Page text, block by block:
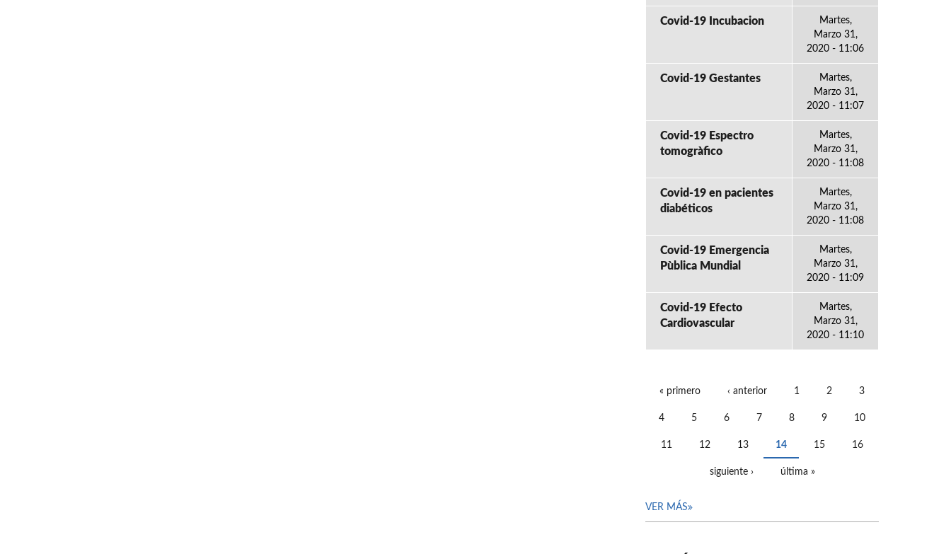
Covid-19 Incubacion
Martes,
Marzo 31,
2020 - 11:06
Covid-19 Gestantes
Martes,
Marzo 31,
2020 - 11:07
Covid-19 Espectro
tomogràfico
Martes,
Marzo 31,
2020 - 11:08
Covid-19 en pacientes
diabéticos
Martes,
Marzo 31,
2020 - 11:08
Covid-19 Emergencia
Pùblica Mundial
Martes,
Marzo 31,
2020 - 11:09
Covid-19 Efecto
Cardiovascular
Martes,
Marzo 31,
2020 - 11:10
« primero ‹ anterior 1 2 3
4 5 6 7 8 9 10
11 12 13 14 15 16
siguiente › última »
VER MÁS